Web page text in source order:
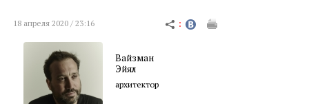
18 апреля 2020 / 23:16
Вайзман
Эйял
архитектор